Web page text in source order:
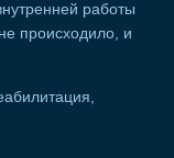
работы
происходило, и